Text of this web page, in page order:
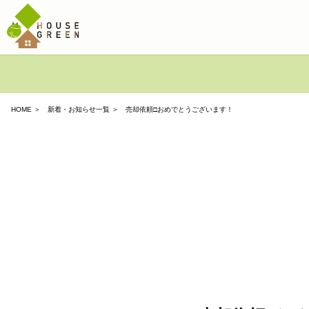
HOME ＞ 新着・お知らせ一覧 ＞ 売却依頼□おめでとうございます！